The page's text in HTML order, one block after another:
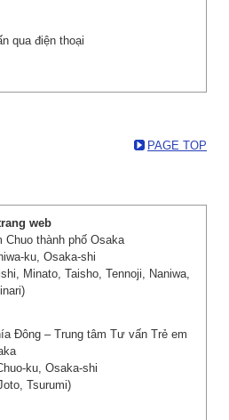
qua điện thoại
PAGE TOP
thành phố Osaka
ku, Osaka-shi
Minato, Taisho, Tennoji, Naniwa,
Đông – Trung tâm Tư vấn Trẻ em
ku, Osaka-shi
Tsurumi)